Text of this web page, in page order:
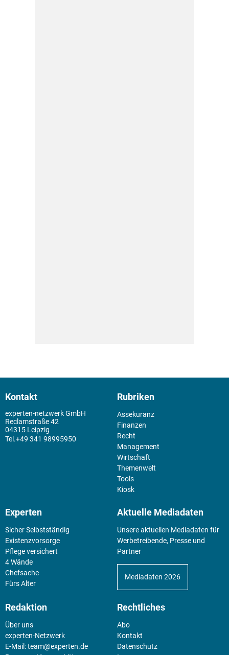
Kontakt
experten-netzwerk GmbH
Reclamstraße 42
04315 Leipzig
+49 341 98995950
Rubriken
Assekuranz
Finanzen
Recht
Management
Wirtschaft
Themenwelt
Tools
Kiosk
Experten
Sicher Selbstständig
Existenz­vorsorge
Pflege versichert
4 Wände
Chefsache
Fürs Alter
Aktuelle Mediadaten
Unsere aktuellen Mediadaten für
Werbetreibende, Presse und
Partner
Mediadaten 2026
Redaktion
Über uns
experten-Netzwerk
E-Mail:team@experten.de
Rechtliches
Abo
Kontakt
Datenschutz